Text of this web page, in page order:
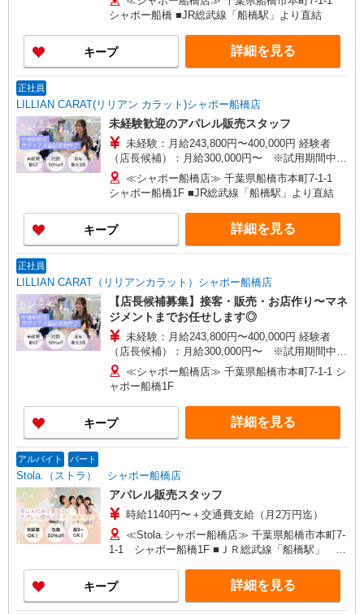
含む） ※経験・能力考慮 ※固定残業時間は1ヶ月
あたり20時間、超過時は追加で残業手当支給 ※月
3万円まで交通費支給 ※試用期間（2〜3ヶ月）も
同条件 【手当】固定残業手当／資格手当／店舗職
制手当／住宅手当（実家外かつ賃貸の場合のみ別
当の種類はエリアにより異なります。詳細は面接
時にお尋ねください。 ＼入社３大特典キャンペー
ン実施中！／※詳細は備考欄にて
シャポー船橋 ■JR総武線「船橋駅」より直結
キープ 詳細を見る
正社員
LILLIAN CARAT(リリアン カラット)シャポー船橋店
未経験歓迎のアパレル販売スタッフ
未経験：月給243,800円〜400,000円 経験者
（店長候補）：月給300,000円〜 ※試用期間中は
270,000円〜 ★固定残業手当：30,800円（月給に
含む） ※経験・能力考慮 ※固定残業時間は1ヶ月
あたり20時間、超過時は追加で残業手当支給 ※月
3万円まで交通費支給 ※試用期間（2〜3ヶ月）も
同条件 【手当】固定残業手当／資格手当／店舗職
制手当／住宅手当（実家外かつ賃貸の場合のみ別
当の種類はエリアにより異なります。詳細は面接
時にお尋ねください。
≪シャポー船橋店≫ 千葉県船橋市本町7-1-1
シャポー船橋1F ■JR総武線「船橋駅」より直結
キープ 詳細を見る
正社員
LILLIAN CARAT（リリアンカラット）シャポー船橋店
【店長候補募集】接客・販売・お店作り〜マネ
ジメントまでお任せします◎
未経験：月給243,800円〜400,000円 経験者
（店長候補）：月給300,000円〜 ※試用期間中は
270,000円〜 ★固定残業手当：30,800円（月給に
含む） ※経験・能力考慮 ※固定残業時間は1ヶ月
あたり20時間、超過時は追加で残業手当支給 ※月
3万円まで交通費支給 ※試用期間（2〜3ヶ月）も
同条件 【手当】固定残業手当／資格手当／店舗職
制手当／住宅手当（実家外かつ賃貸の場合のみ別
当の種類はエリアにより異なります。詳細は面接
時にお尋ねください。
≪シャポー船橋店≫ 千葉県船橋市本町7-1-1 シ
ャポー船橋1F
キープ 詳細を見る
アルバイト パート
Stola.（ストラ） シャポー船橋店
アパレル販売スタッフ
時給1140円〜＋交通費支給（月2万円迄）
≪Stola.シャポー船橋店≫ 千葉県船橋市本町7-
1-1 シャポー船橋1F ■ＪＲ総武線「船橋駅」 直
用いただけます。
キープ 詳細を見る